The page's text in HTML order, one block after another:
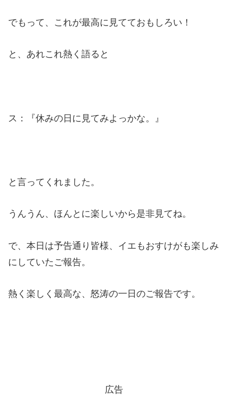
でもって、これが最高に見てておもしろい！
と、あれこれ熱く語ると
ス：『休みの日に見てみよっかな。』
と言ってくれました。
うんうん、ほんとに楽しいから是非見てね。
で、本日は予告通り皆様、イエもおすけがも楽しみ
にしていたご報告。
熱く楽しく最高な、怒涛の一日のご報告です。
広告